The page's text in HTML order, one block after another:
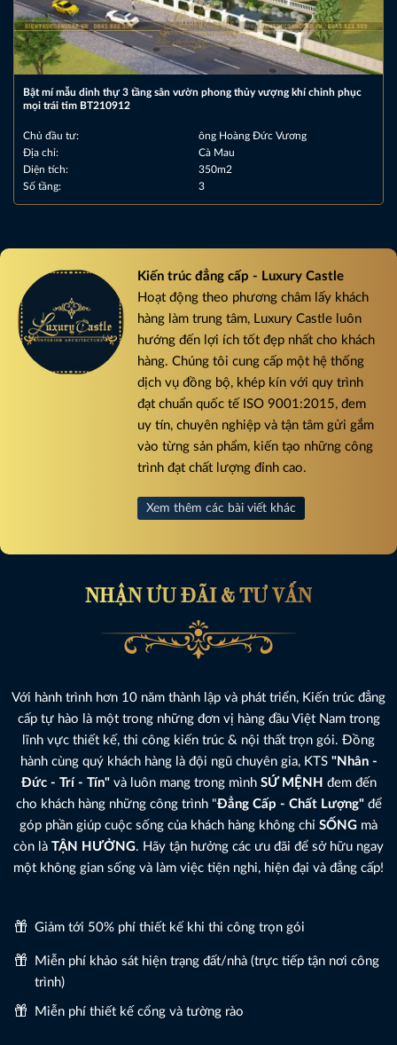
Bật mí mẫu dinh thự 3 tầng sân vườn phong thủy vượng khí chinh phục
mọi trái tim BT210912
Chủ đầu tư:
ông Hoàng Đức Vương
Địa chỉ:
Cà Mau
Diện tích:
350m2
Số tầng:
3
Kiến trúc đẳng cấp - Luxury Castle
Hoạt động theo phương châm lấy khách
hàng làm trung tâm, Luxury Castle luôn
hướng đến lợi ích tốt đẹp nhất cho khách
hàng. Chúng tôi cung cấp một hệ thống
dịch vụ đồng bộ, khép kín với quy trình
đạt chuẩn quốc tế ISO 9001:2015, đem
uy tín, chuyên nghiệp và tận tâm gửi gắm
vào từng sản phẩm, kiến tạo những công
trình đạt chất lượng đỉnh cao.
Xem thêm các bài viết khác
NHẬN ƯU ĐÃI & TƯ VẤN
Với hành trình hơn 10 năm thành lập và phát triển, Kiến trúc đẳng
cấp tự hào là một trong những đơn vị hàng đầu Việt Nam trong
lĩnh vực thiết kế, thi công kiến trúc & nội thất trọn gói. Đồng
hành cùng quý khách hàng là đội ngũ chuyên gia, KTS "Nhân -
Đức - Trí - Tín"và luôn mang trong mình SỨ MỆNH đem đến
cho khách hàng những công trình "Đẳng Cấp - Chất Lượng"để
góp phần giúp cuộc sống của khách hàng không chỉ SỐNG mà
còn là TẬN HƯỞNG. Hãy tận hưởng các ưu đãi để sở hữu ngay
một không gian sống và làm việc tiện nghi, hiện đại và đẳng cấp!
Giảm tới 50% phí thiết kế khi thi công trọn gói
Miễn phí khảo sát hiện trạng đất/nhà (trực tiếp tận nơi công
trình)
Miễn phí thiết kế cổng và tường rào